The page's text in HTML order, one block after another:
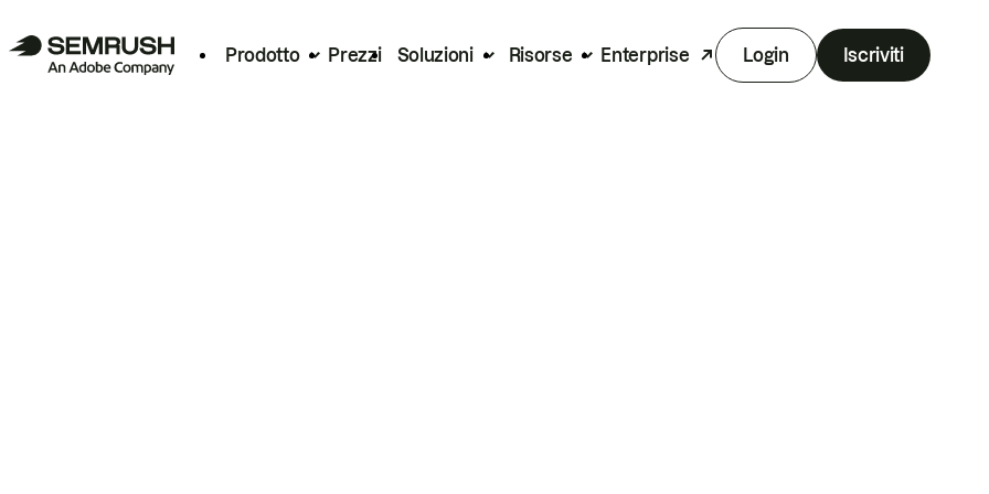
Prodotto Prezzi Soluzioni Risorse Enterprise Login Iscriviti